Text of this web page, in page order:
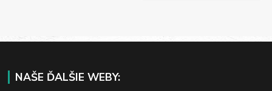
NAŠE ĎALŠIE WEBY: